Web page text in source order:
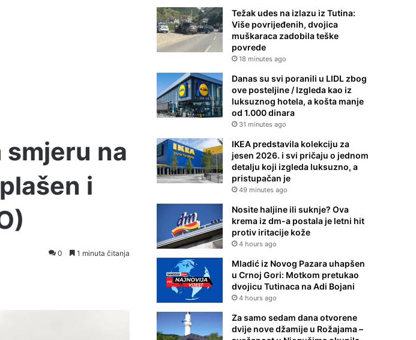
na
i
0 1 minuta čitanja
Težak udes na izlazu iz Tutina:
Više povrijeđenih, dvojica
muškaraca zadobila teške
povrede
18 minutes ago
Danas su svi poranili u LIDL zbog
ove posteljine / Izgleda kao iz
luksuznog hotela, a košta manje
od 1.000 dinara
31 minutes ago
IKEA predstavila kolekciju za
jesen 2026. i svi pričaju o jednom
detalju koji izgleda luksuzno, a
pristupačan je
49 minutes ago
Nosite haljine ili suknje? Ova
krema iz dm-a postala je letni hit
protiv iritacije kože
4 hours ago
Mladić iz Novog Pazara uhapšen
u Crnoj Gori: Motkom pretukao
dvojicu Tutinaca na Adi Bojani
4 hours ago
Za samo sedam dana otvorene
dvije nove džamije u Rožajama –